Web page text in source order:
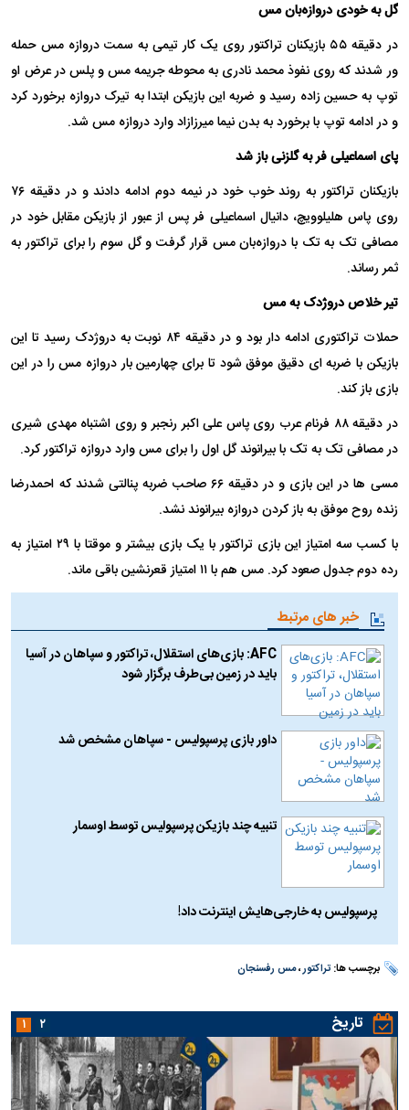
گل به خودی دروازه‌بان مس
در دقیقه ۵۵ بازیکنان تراکتور روی یک کار تیمی به سمت دروازه مس حمله
ور شدند که روی نفوذ محمد نادری به محوطه جریمه مس و پلس در عرض او
توپ به حسین زاده رسید و ضربه این بازیکن ابتدا به تیرک دروازه برخورد کرد
و در ادامه توپ با برخورد به بدن نیما میرزازاد وارد دروازه مس شد.
پای اسماعیلی فر به گلزنی باز شد
بازیکنان تراکتور به روند خوب خود در نیمه دوم ادامه دادند و در دقیقه ۷۶
روی پاس هلیلوویچ، دانیال اسماعیلی فر پس از عبور از بازیکن مقابل خود در
مصافی تک به تک با دروازه‌بان مس قرار گرفت و گل سوم را برای تراکتور به
ثمر رساند.
تیر خلاص دروژدک به مس
حملات تراکتوری ادامه دار بود و در دقیقه ۸۴ نوبت به دروژدک رسید تا این
بازیکن با ضربه ای دقیق موفق شود تا برای چهارمین بار دروازه مس را در این
بازی باز کند.
در دقیقه ۸۸ فرنام عرب روی پاس علی اکبر رنجبر و روی اشتباه مهدی شیری
در مصافی تک به تک با بیرانوند گل اول را برای مس وارد دروازه تراکتور کرد.
مسی ها در این بازی و در دقیقه ۶۶ صاحب ضربه پنالتی شدند که احمدرضا
زنده‌ روح موفق به باز کردن دروازه بیرانوند نشد.
با کسب سه امتیاز این بازی تراکتور با یک بازی بیشتر و موقتا با ۲۹ امتیاز به
رده دوم جدول صعود کرد. مس هم با ۱۱ امتیاز قعرنشین باقی ماند.
خبر های مرتبط
AFC: بازی‌های استقلال، تراکتور و سپاهان در آسیا
باید در زمین بی‌طرف برگزار شود
داور بازی پرسپولیس - سپاهان مشخص شد
تنبیه چند بازیکن پرسپولیس توسط اوسمار
پرسپولیس به خارجی‌هایش اینترنت داد!
برچسب ها:تراکتور،مس رفسنجان
تاریخ ۱ ۲